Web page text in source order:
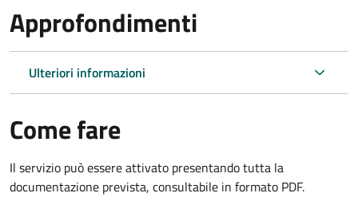
Approfondimenti
Ulteriori informazioni
Come fare
Il servizio può essere attivato presentando tutta la
documentazione prevista, consultabile in formato PDF.